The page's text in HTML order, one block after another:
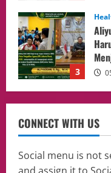
4
5
CONNECT WITH US
Social menu is not